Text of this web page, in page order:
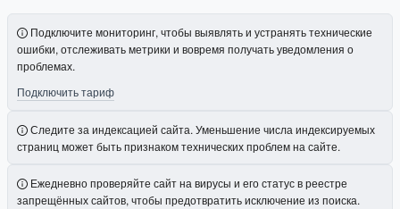
Подключите мониторинг, чтобы выявлять и устранять технические
ошибки, отслеживать метрики и вовремя получать уведомления о
проблемах.
Подключить тариф
Следите за индексацией сайта. Уменьшение числа индексируемых
страниц может быть признаком технических проблем на сайте.
Ежедневно проверяйте сайт на вирусы и его статус в реестре
запрещённых сайтов, чтобы предотвратить исключение из поиска.